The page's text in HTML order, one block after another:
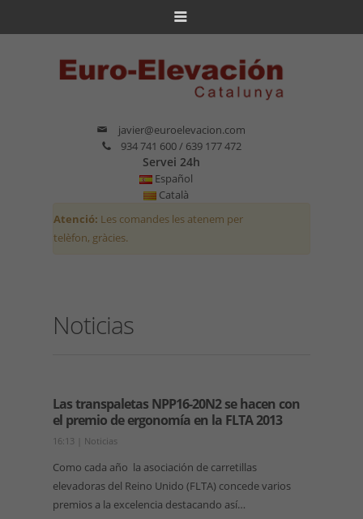
javier@euroelevacion.com
934 741 600 / 639 177 472
Servei 24h
Español
Català
Atenció: Les comandes les atenem per
telèfon, gràcies.
Noticias
Las transpaletas NPP16-20N2 se hacen con
el premio de ergonomía en la FLTA 2013
16:13 Noticias
Como cada año la asociación de carretillas
elevadoras del Reino Unido (FLTA) concede varios
premios a la excelencia destacando así…